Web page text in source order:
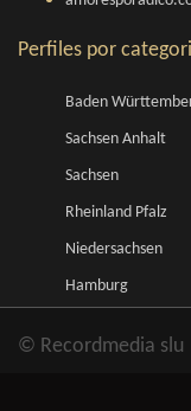
Perfiles por
Baden
Sachsen Anhalt
Sachsen
Rheinland Pfalz
Niedersachsen
Hamburg
© Recordmedia slu